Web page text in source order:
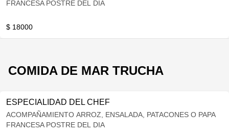
FRANCESA POSTRE DEL DIA
$ 18000
COMIDA DE MAR TRUCHA
ESPECIALIDAD DEL CHEF
ACOMPAÑAMIENTO ARROZ, ENSALADA, PATACONES O PAPA
FRANCESA POSTRE DEL DIA